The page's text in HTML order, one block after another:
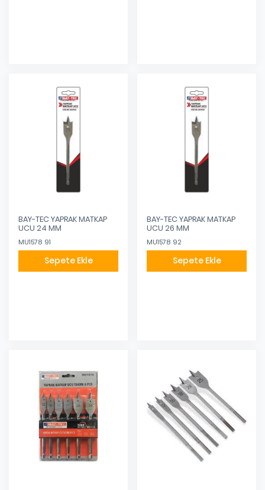
BAY-TEC YAPRAK MATKAP
UCU 24 MM
MU1578 91
Sepete Ekle
BAY-TEC YAPRAK MATKAP
UCU 26 MM
MU1578 92
Sepete Ekle